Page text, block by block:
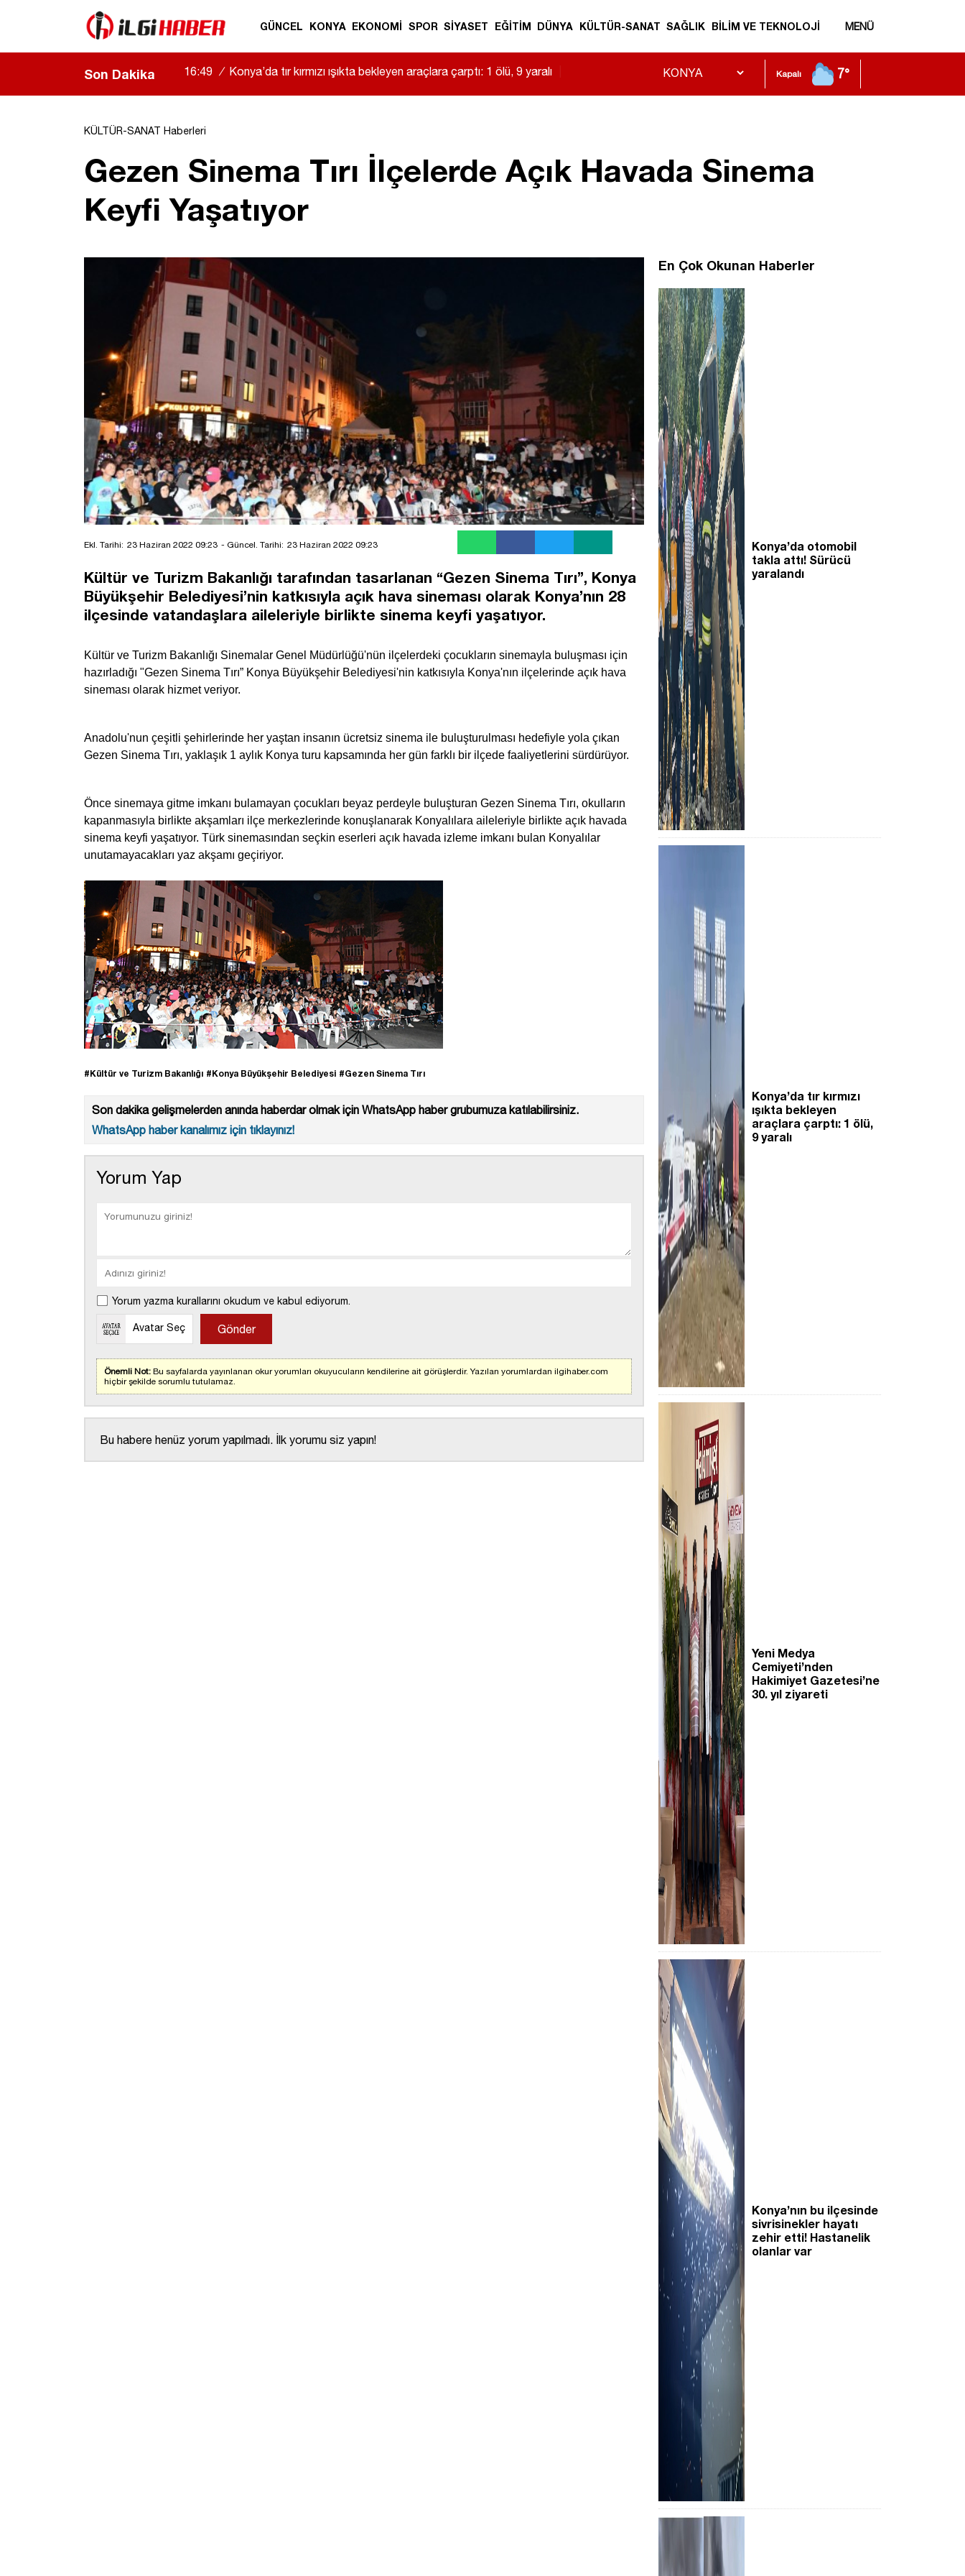
GÜNCEL KONYA EKONOMİ SPOR SİYASET EĞİTİM DÜNYA KÜLTÜR-SANAT SAĞLIK BİLİM VE TEKNOLOJİ MENÜ
Son Dakika 16:49 / Konya’da tır kırmızı ışıkta bekleyen araçlara çarptı: 1 ölü, 9 yaralı Kapalı 7°
KÜLTÜR-SANAT Haberleri
Gezen Sinema Tırı İlçelerde Açık Havada Sinema
Keyfi Yaşatıyor
Ekl. Tarihi: 23 Haziran 2022 09:23 - Güncel. Tarihi: 23 Haziran 2022 09:23
Kültür ve Turizm Bakanlığı tarafından tasarlanan “Gezen Sinema Tırı”, Konya
Büyükşehir Belediyesi’nin katkısıyla açık hava sineması olarak Konya’nın 28
ilçesinde vatandaşlara aileleriyle birlikte sinema keyfi yaşatıyor.
Kültür ve Turizm Bakanlığı Sinemalar Genel Müdürlüğü'nün ilçelerdeki çocukların sinemayla buluşması için
hazırladığı "Gezen Sinema Tırı” Konya Büyükşehir Belediyesi'nin katkısıyla Konya'nın ilçelerinde açık hava
sineması olarak hizmet veriyor.
Anadolu'nun çeşitli şehirlerinde her yaştan insanın ücretsiz sinema ile buluşturulması hedefiyle yola çıkan
Gezen Sinema Tırı, yaklaşık 1 aylık Konya turu kapsamında her gün farklı bir ilçede faaliyetlerini sürdürüyor.
Önce sinemaya gitme imkanı bulamayan çocukları beyaz perdeyle buluşturan Gezen Sinema Tırı, okulların
kapanmasıyla birlikte akşamları ilçe merkezlerinde konuşlanarak Konyalılara aileleriyle birlikte açık havada
sinema keyfi yaşatıyor. Türk sinemasından seçkin eserleri açık havada izleme imkanı bulan Konyalılar
unutamayacakları yaz akşamı geçiriyor.
#Kültür ve Turizm Bakanlığı #Konya Büyükşehir Belediyesi #Gezen Sinema Tırı
Son dakika gelişmelerden anında haberdar olmak için WhatsApp haber grubumuza katılabilirsiniz.
WhatsApp haber kanalımız için tıklayınız!
Yorum Yap
Yorum yazma kurallarını okudum ve kabul ediyorum.
Avatar Seç
Önemli Not: Bu sayfalarda yayınlanan okur yorumları okuyucuların kendilerine ait görüşlerdir. Yazılan yorumlardan ilgihaber.com
hiçbir şekilde sorumlu tutulamaz.
Bu habere henüz yorum yapılmadı. İlk yorumu siz yapın!
En Çok Okunan Haberler
Konya’da otomobil
takla attı! Sürücü
yaralandı
Konya’da tır kırmızı
ışıkta bekleyen
araçlara çarptı: 1 ölü,
9 yaralı
Yeni Medya
Cemiyeti’nden
Hakimiyet Gazetesi’ne
30. yıl ziyareti
Konya’nın bu ilçesinde
sivrisinekler hayatı
zehir etti! Hastanelik
olanlar var